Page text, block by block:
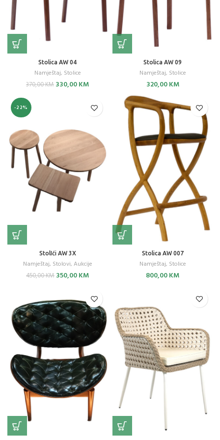
Stolica AW 04
Namještaj, Stolice
370,00KM Original
330,00KMCurrent
is:
330,00 KM.
Stolica AW 09
Namještaj, Stolice
320,00KM
-22%
StolIći AW 3X
Namještaj, Stolovi, Aukcije
450,00KM Original
450,00 KM.
350,00KMCurrent
is:
350,00 KM.
Stolica AW 007
Namještaj, Stolice
800,00KM